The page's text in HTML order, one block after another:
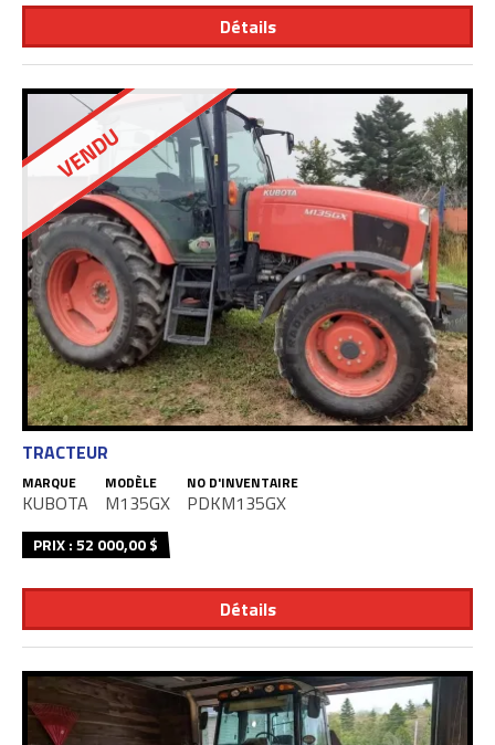
Détails
VENDU
Détails
TRACTEUR
MARQUE
KUBOTA
MODÈLE
M135GX
NO D'INVENTAIRE
PDKM135GX
PRIX : 52 000,00 $